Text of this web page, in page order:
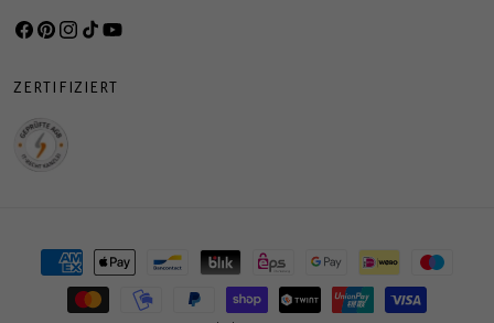
Facebook
Pinterest
Instagram
TikTokYouTube
ZERTIFIZIERT
Zahlungsmethoden